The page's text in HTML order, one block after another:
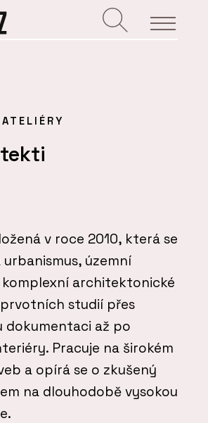
ATELIÉRY
v roce 2010, která se
urbanismus, územní
architektonické
studií přes
dokumentaci až po
Pracuje na širokém
a opírá se o zkušený
na dlouhodobě vysokou